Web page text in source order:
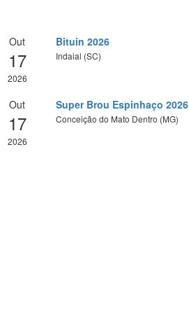
Out
17
2026
Bituin 2026
Indaial (SC)
Out
17
2026
Super Brou Espinhaço 2026
Conceição do Mato Dentro (MG)